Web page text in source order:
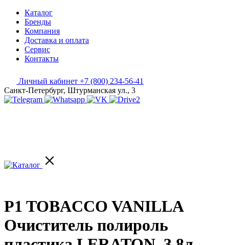
Каталог
Бренды
Компания
Доставка и оплата
Сервис
Контакты
Личный кабинет +7 (800) 234-56-41
Санкт-Петербург, Штурманская ул., 3
P1 TOBACCO VANILLA
Очиститель полироль